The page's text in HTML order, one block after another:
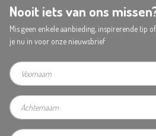
Nooit iets van ons
Mis geen enkele aanbieding, inspirerende tip
je nu in voor onze nieuwsbrief